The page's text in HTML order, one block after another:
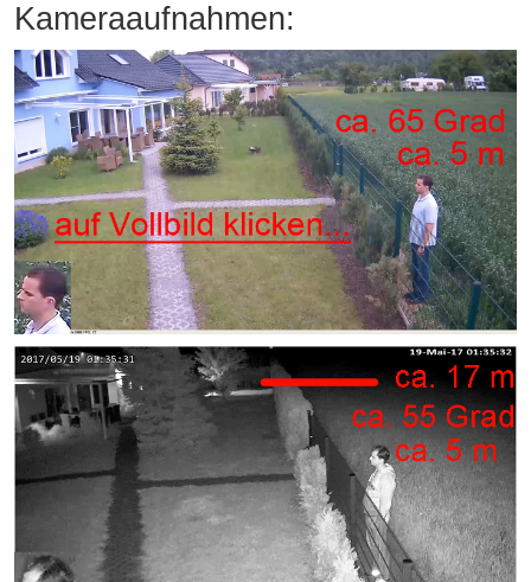
Kameraaufnahmen: